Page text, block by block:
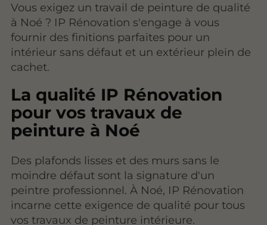
Vous exigez un travail de peinture de qualité
à Noé ? IP Rénovation s'engage à vous
fournir des finitions parfaites pour un
intérieur sans défaut et un extérieur plein de
cachet.
La qualité IP Rénovation
pour vos travaux de
peinture à Noé
Des plafonds lisses et des murs sans le
moindre défaut sont la signature d'un
peintre professionnel. À Noé, IP Rénovation
incarne cette exigence de qualité pour tous
vos travaux de peinture intérieure.